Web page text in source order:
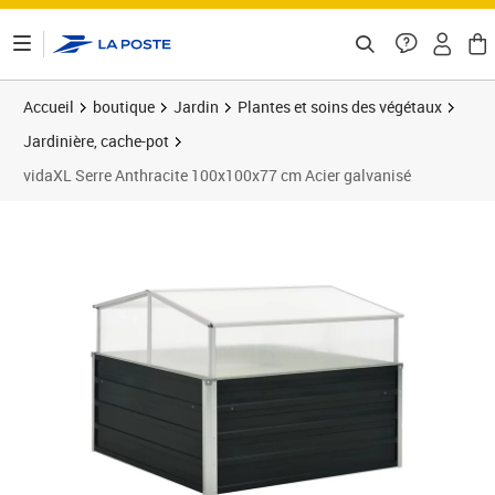
Accueil boutique Jardin
Plantes et soins des végétaux
Jardinière, cache-pot
vidaXL Serre Anthracite 100x100x77 cm Acier galvanisé